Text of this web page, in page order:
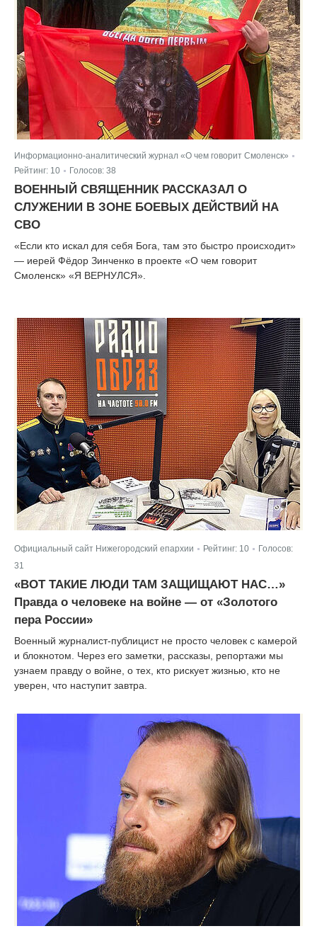
Информационно-аналитический журнал «О чем говорит Смоленск» |
Рейтинг: 10 Голосов: 38
ВОЕННЫЙ СВЯЩЕННИК РАССКАЗАЛ О
СЛУЖЕНИИ В ЗОНЕ БОЕВЫХ ДЕЙСТВИЙ НА
СВО
«Если кто искал для себя Бога, там это быстро происходит»
— иерей Фёдор Зинченко в проекте «О чем говорит
Смоленск» «Я ВЕРНУЛСЯ».
Официальный сайт Нижегородский епархии Рейтинг: 10
Голосов:
31
«ВОТ ТАКИЕ ЛЮДИ ТАМ ЗАЩИЩАЮТ НАС…»
Правда о человеке на войне — от «Золотого
пера России»
Военный журналист-публицист не просто человек с камерой
и блокнотом. Через его заметки, рассказы, репортажи мы
узнаем правду о войне, о тех, кто рискует жизнью, кто не
уверен, что наступит завтра.